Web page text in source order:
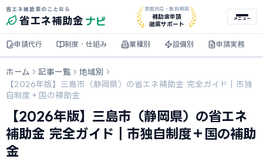
省エネ補助金のことなら
省エネ補助金 ナビ
全国対応・無料相談
補助金申請
徹底サポート
メニュー
申請代行 制度・仕組み 業種別 設備別 申請実務
ホーム 記事一覧
地域別
【2026年版】三島市（静岡県）の省エネ補助金 完全ガイド｜市独
自制度＋国の補助金
【2026年版】三島市（静岡県）の省エネ
補助金 完全ガイド｜市独自制度＋国の補助
金